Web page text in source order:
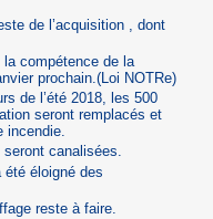
de l’acquisition , dont
la compétence de la
prochain.(Loi NOTRe)
de l’été 2018, les 500
seront remplacés et
incendie.
canalisées.
éloigné des
reste à faire.